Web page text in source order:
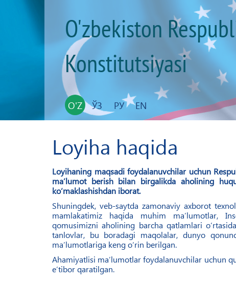
O'zbekiston
Konstitutsiyasi
O'Z ЎЗ РУ EN
Loyiha haqida
​Loyihaning maqsadi foydalanuvchilar uchun
ma’lumot berish bilan birgalikda aholining
ko‘maklashishdan iborat.
Shuningdek, veb-saytda zamonaviy axborot
mamlakatimiz haqida muhim ma’lumotlar,
qomusimizni aholining barcha qatlamlari
tanlovlar, bu boradagi maqolalar, dunyo
ma’lumotlariga keng o‘rin berilgan.
Ahamiyatlisi ma’lumotlar foydalanuvchilar uchun
e’tibor qaratilgan.